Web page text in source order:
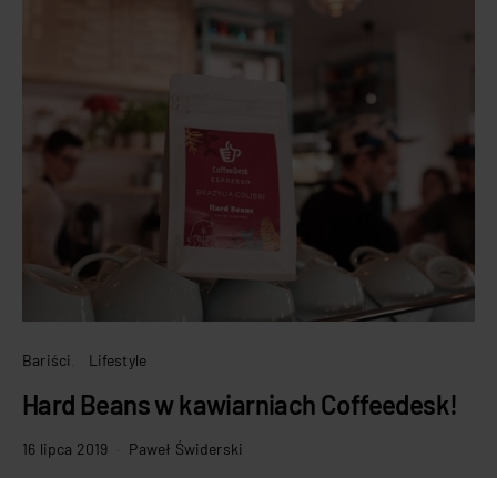
Bariści Lifestyle
Hard Beans w kawiarniach Coffeedesk!
16 lipca 2019 Paweł Świderski